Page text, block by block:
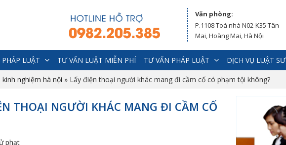
Văn phòng:
P.1108 Toà nhà N02-K35 Tân
Mai, Hoàng Mai, Hà Nội
LUẬT TƯ VẤN LUẬT MIỄN PHÍ TƯ VẤN PHÁP LUẬT DỊCH VỤ LUẬT SƯ
nghiệm hà nội » Lấy điện thoại người khác mang đi cầm cố có phạm tội không?
THOẠI NGƯỜI KHÁC MANG ĐI CẦM CỐ